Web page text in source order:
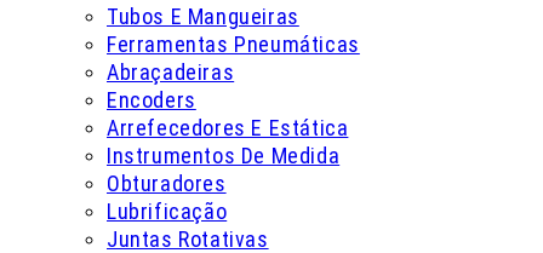
Tubos E Mangueiras
Ferramentas Pneumáticas
Abraçadeiras
Encoders
Arrefecedores E Estática
Instrumentos De Medida
Obturadores
Lubrificação
Juntas Rotativas